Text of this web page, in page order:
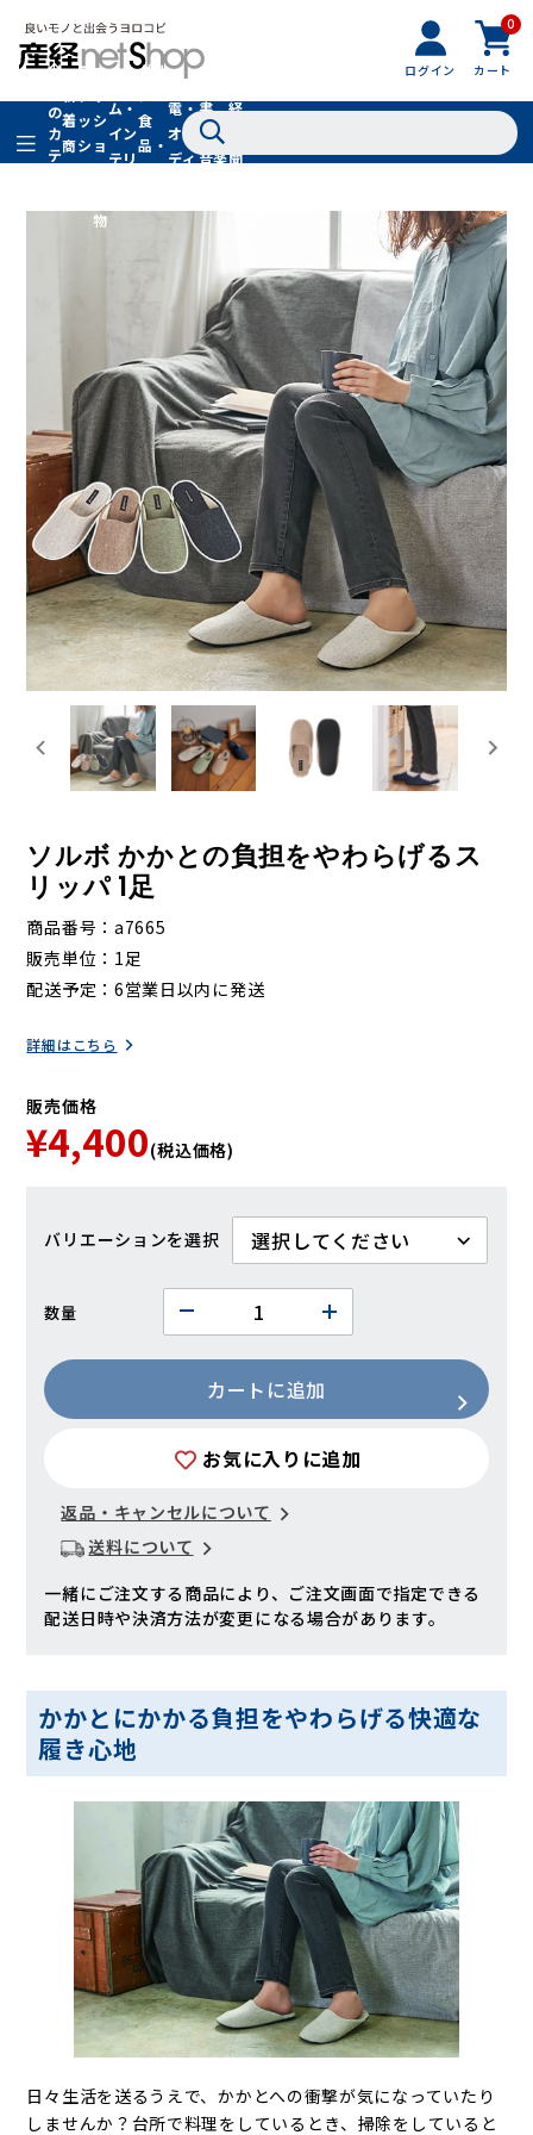
ログイン
0
カート
全
の
カ
テ
着
商
品
フ
ッ
シ
ョ
フ
ァ
シ
ョ
ン
物
ム・
イン
テリ
グル
食
品・
ドリ
家
電・
オー
ディ
書
籍・
音楽
経
聞
ソルボ かかとの負担をやわらげるス
リッパ 1足
商品番号
a7665
販売単位
1足
配送予定
6営業日以内に発送
詳細はこちら
販売価格
¥4,400(税込価格)
バリエーション
数量
カートに追加
お気に入りに追加
返品・キャンセルについて
送料について
一緒にご注文する商品により、ご注文画面で指定できる
配送日時や決済方法が変更になる場合があります。
かかとにかかる負担をやわらげる快適な
履き心地
日々生活を送るうえで、かかとへの衝撃が気になっていたり
しませんか？台所で料理をしているとき、掃除をしていると